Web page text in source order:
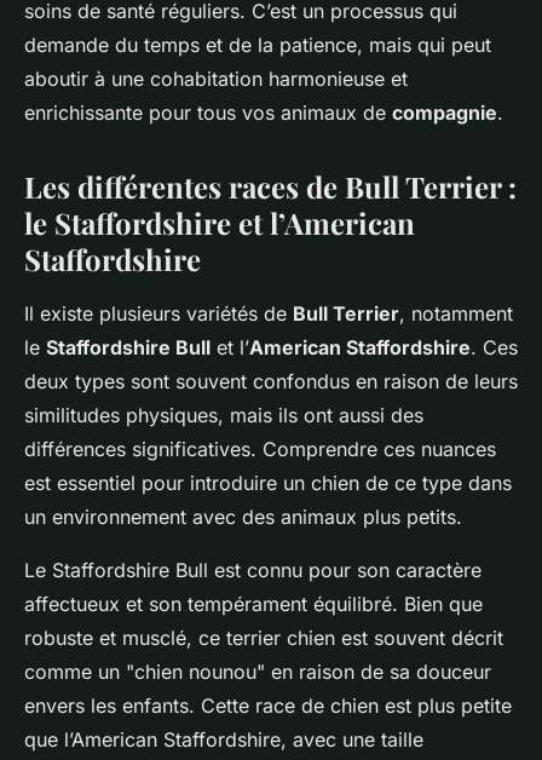
soins de santé réguliers. C’est un processus qui
demande du temps et de la patience, mais qui peut
aboutir à une cohabitation harmonieuse et
enrichissante pour tous vos animaux de compagnie.
Les différentes races de Bull Terrier :
le Staffordshire et l’American
Staffordshire
Il existe plusieurs variétés de Bull Terrier, notamment
le Staffordshire Bull et l’American Staffordshire. Ces
deux types sont souvent confondus en raison de leurs
similitudes physiques, mais ils ont aussi des
différences significatives. Comprendre ces nuances
est essentiel pour introduire un chien de ce type dans
un environnement avec des animaux plus petits.
Le Staffordshire Bull est connu pour son caractère
affectueux et son tempérament équilibré. Bien que
robuste et musclé, ce terrier chien est souvent décrit
comme un "chien nounou" en raison de sa douceur
envers les enfants. Cette race de chien est plus petite
que l’American Staffordshire, avec une taille